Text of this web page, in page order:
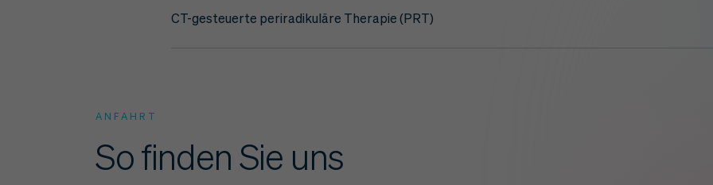
CT-gesteuerte periradikuläre Therapie (PRT)
ANFAHRT
So finden Sie uns